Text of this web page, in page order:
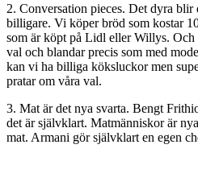
2. Conversation pieces. Det dyra
billigare. Vi köper bröd som kostar
som är köpt på Lidl eller Willys.
val och blandar precis som med
kan vi ha billiga köksluckor men
pratar om våra val.
3. Mat är det nya svarta. Bengt
det är självklart. Matmänniskor är
mat. Armani gör självklart en egen